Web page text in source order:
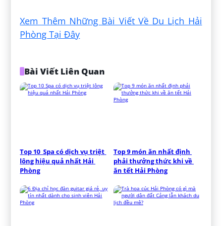
Xem Thêm Những Bài Viết Về Du Lịch Hải
Phòng Tại Đây
Bài Viết Liên Quan
Top 10  Spa có dịch vụ triệt
lông hiệu quả nhất Hải
Phòng
Top 9 món ăn nhất định
phải thưởng thức khi về
ăn tết Hải Phòng